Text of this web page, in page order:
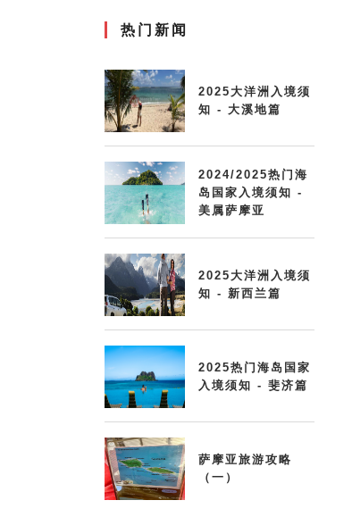
热门新闻
2025大洋洲入境须
知 - 大溪地篇
2024/2025热门海
岛国家入境须知 -
美属萨摩亚
2025大洋洲入境须
知 - 新西兰篇
2025热门海岛国家
入境须知 - 斐济篇
萨摩亚旅游攻略
（一）